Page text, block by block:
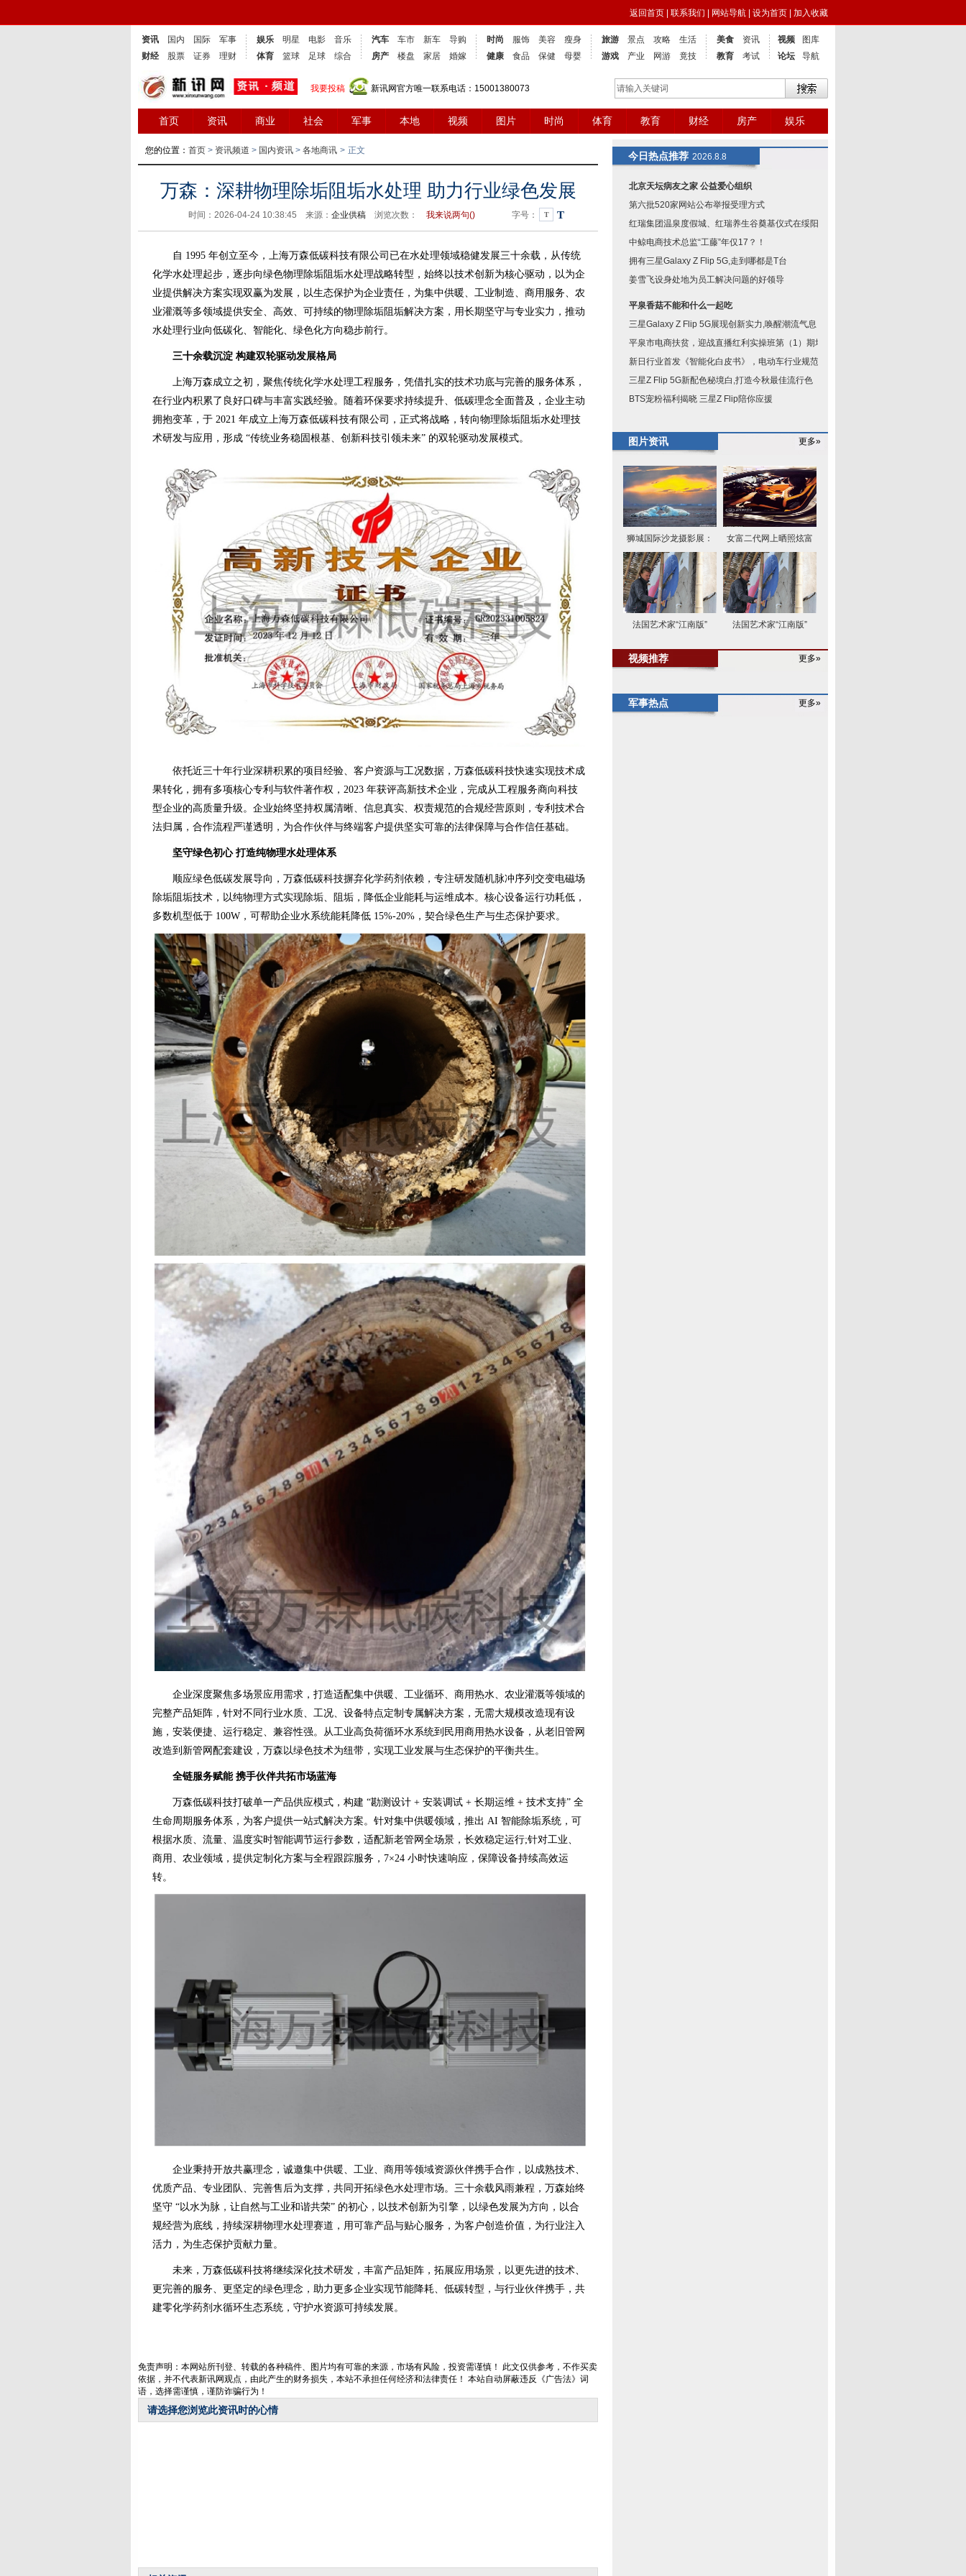
返回首页 联系我们 网站导航 设为首页 加入收藏
资讯 国内 国际
军事
财经
股票 证券 理财
娱乐 明星 电影
音乐
体育
篮球 足球 综合
汽车 车市 新车
导购
房产
楼盘 家居 婚嫁
时尚 服饰 美容
瘦身
健康
食品 保健 母婴
旅游 景点 攻略
生活
游戏
产业 网游 竟技
美食
资讯
教育
考试
视频
图库
论坛
导航
我要投稿 新讯网官方唯一联系电话：15001380073
首页 资讯 商业 社会 军事 本地 视频 图片 时尚 体育 教育 财经 房产 娱乐
您的位置： 首页 > 资讯频道 > 国内资讯 > 各地商讯 > 正文
万森：深耕物理除垢阻垢水处理 助力行业绿色发展
时间：2026-04-24 10:38:45 来源： 企业供稿 浏览次数： 我来说两句() 字号： T T
自 1995 年创立至今，上海万森低碳科技有限公司已在水处理领域稳健发展三十余载，从传统
化学水处理起步，逐步向绿色物理除垢阻垢水处理战略转型，始终以技术创新为核心驱动，以为企
业提供解决方案实现双赢为发展，以生态保护为企业责任，为集中供暖、工业制造、商用服务、农
业灌溉等多领域提供安全、高效、可持续的物理除垢阻垢解决方案，用长期坚守与专业实力，推动
水处理行业向低碳化、智能化、绿色化方向稳步前行。
三十余载沉淀 构建双轮驱动发展格局
上海万森成立之初，聚焦传统化学水处理工程服务，凭借扎实的技术功底与完善的服务体系，
在行业内积累了良好口碑与丰富实践经验。随着环保要求持续提升、低碳理念全面普及，企业主动
拥抱变革，于 2021 年成立上海万森低碳科技有限公司，正式将战略，转向物理除垢阻垢水处理技
术研发与应用，形成 “传统业务稳固根基、创新科技引领未来” 的双轮驱动发展模式。
依托近三十年行业深耕积累的项目经验、客户资源与工况数据，万森低碳科技快速实现技术成
果转化，拥有多项核心专利与软件著作权，2023 年获评高新技术企业，完成从工程服务商向科技
型企业的高质量升级。企业始终坚持权属清晰、信息真实、权责规范的合规经营原则，专利技术合
法归属，合作流程严谨透明，为合作伙伴与终端客户提供坚实可靠的法律保障与合作信任基础。
坚守绿色初心 打造纯物理水处理体系
顺应绿色低碳发展导向，万森低碳科技摒弃化学药剂依赖，专注研发随机脉冲序列交变电磁场
除垢阻垢技术，以纯物理方式实现除垢、阻垢，降低企业能耗与运维成本。核心设备运行功耗低，
多数机型低于 100W，可帮助企业水系统能耗降低 15%-20%，契合绿色生产与生态保护要求。
企业深度聚焦多场景应用需求，打造适配集中供暖、工业循环、商用热水、农业灌溉等领域的
完整产品矩阵，针对不同行业水质、工况、设备特点定制专属解决方案，无需大规模改造现有设
施，安装便捷、运行稳定、兼容性强。从工业高负荷循环水系统到民用商用热水设备，从老旧管网
改造到新管网配套建设，万森以绿色技术为纽带，实现工业发展与生态保护的平衡共生。
全链服务赋能 携手伙伴共拓市场蓝海
万森低碳科技打破单一产品供应模式，构建 “勘测设计 + 安装调试 + 长期运维 + 技术支持” 全
生命周期服务体系，为客户提供一站式解决方案。针对集中供暖领域，推出 AI 智能除垢系统，可
根据水质、流量、温度实时智能调节运行参数，适配新老管网全场景，长效稳定运行;针对工业、
商用、农业领域，提供定制化方案与全程跟踪服务，7×24 小时快速响应，保障设备持续高效运
转。
企业秉持开放共赢理念，诚邀集中供暖、工业、商用等领域资源伙伴携手合作，以成熟技术、
优质产品、专业团队、完善售后为支撑，共同开拓绿色水处理市场。三十余载风雨兼程，万森始终
坚守 “以水为脉，让自然与工业和谐共荣” 的初心，以技术创新为引擎，以绿色发展为方向，以合
规经营为底线，持续深耕物理水处理赛道，用可靠产品与贴心服务，为客户创造价值，为行业注入
活力，为生态保护贡献力量。
未来，万森低碳科技将继续深化技术研发，丰富产品矩阵，拓展应用场景，以更先进的技术、
更完善的服务、更坚定的绿色理念，助力更多企业实现节能降耗、低碳转型，与行业伙伴携手，共
建零化学药剂水循环生态系统，守护水资源可持续发展。
免责声明：本网站所刊登、转载的各种稿件、图片均有可靠的来源，市场有风险，投资需谨慎！ 此文仅供参考，不作买卖
依据，并不代表新讯网观点，由此产生的财务损失，本站不承担任何经济和法律责任！ 本站自动屏蔽违反《广告法》词
语，选择需谨慎，谨防诈骗行为！
请选择您浏览此资讯时的心情
今日热点推荐 2026.8.8
北京天坛病友之家 公益爱心组织
第六批520家网站公布举报受理方式
红瑞集团温泉度假城、红瑞养生谷奠基仪式在绥阳举
中鲸电商技术总监“工藤”年仅17？！
拥有三星Galaxy Z Flip 5G,走到哪都是T台
姜雪飞设身处地为员工解决问题的好领导
平泉香菇不能和什么一起吃
三星Galaxy Z Flip 5G展现创新实力,唤醒潮流气息
平泉市电商扶贫，迎战直播红利实操班第（1）期培
新日行业首发《智能化白皮书》，电动车行业规范已
三星Z Flip 5G新配色秘境白,打造今秋最佳流行色
BTS宠粉福利揭晓 三星Z Flip陪你应援
图片资讯 更多»
狮城国际沙龙摄影展： 女富二代网上晒照炫富
法国艺术家“江南版” 法国艺术家“江南版”
视频推荐 更多»
军事热点 更多»